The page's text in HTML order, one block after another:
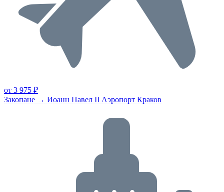
от 3 975 ₽
Закопане → Иоанн Павел II Аэропорт Краков